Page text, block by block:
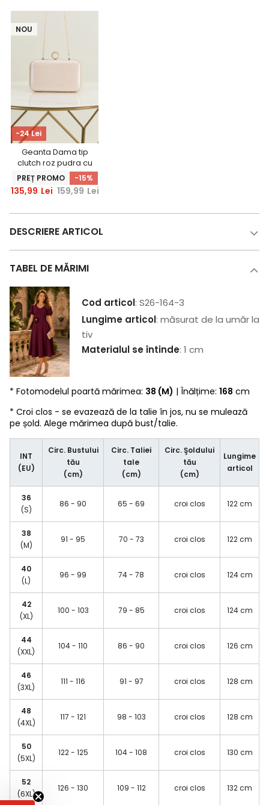
-24 Lei
NOU
Geanta Dama tip
clutch roz pudra cu
sclipici fin si maner
detasabil
PREȚ PROMO -15%
135,99 Lei 159,99 Lei
DESCRIERE ARTICOL
TABEL DE MĂRIMI
Cod articol: S26-164-3
Lungime articol: măsurat de la umăr la
tiv
Materialul se întinde: 1 cm
* Fotomodelul poartă mărimea: 38 (M) | Înălțime: 168 cm
* Croi clos - se evazează de la talie în jos, nu se mulează
pe șold. Alege mărimea după bust/talie.
INT
(EU)
Circ. Bustului
tău
(cm)
Circ. Taliei
tale
(cm)
Circ. Şoldului
tău
(cm)
Lungime
articol
36
(S)
86 - 90 65 - 69 croi clos 122 cm
38
(M)
91 - 95 70 - 73 croi clos 122 cm
40
(L)
96 - 99 74 - 78 croi clos 124 cm
42
(XL)
100 - 103 79 - 85 croi clos 124 cm
44
(XXL)
104 - 110 86 - 90 croi clos 126 cm
46
(3XL)
111 - 116 91 - 97 croi clos 128 cm
48
(4XL)
117 - 121 98 - 103 croi clos 128 cm
50
(5XL)
122 - 125 104 - 108 croi clos 130 cm
52
(6XL)
126 - 130 109 - 112 croi clos 132 cm